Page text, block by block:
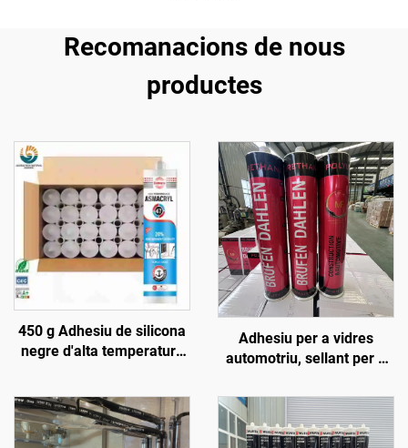
Recomanacions de nous
productes
450 g Adhesiu de silicona
negre d'alta temperatura
Adhesiu per a vidres
automotriu, sellant per a
juntures, sellant de
silicona poliuretànic Pu
300 ml